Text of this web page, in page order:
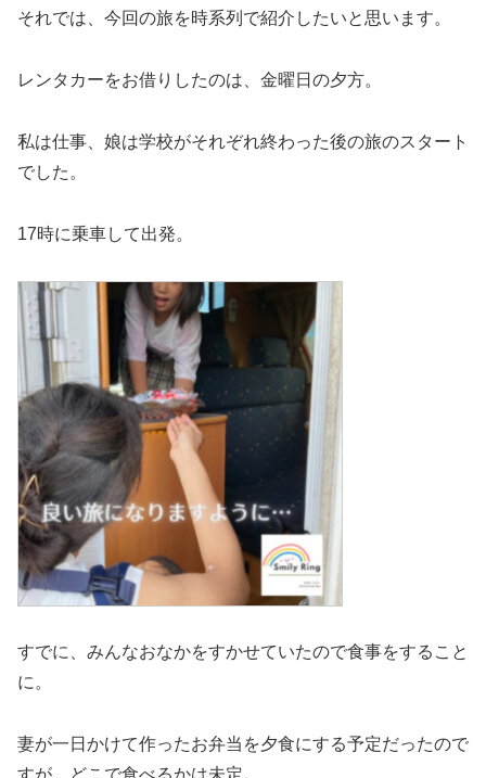
それでは、今回の旅を時系列で紹介したいと思います。
レンタカーをお借りしたのは、金曜日の夕方。
私は仕事、娘は学校がそれぞれ終わった後の旅のスタート
でした。
17時に乗車して出発。
すでに、みんなおなかをすかせていたので食事をすること
に。
妻が一日かけて作ったお弁当を夕食にする予定だったので